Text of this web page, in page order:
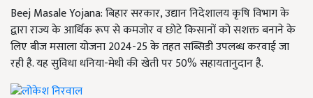
Beej Masale Yojana: बिहार सरकार, उद्यान निदेशालय कृषि विभाग के
द्वारा राज्य के आर्थिक रूप से कमजोर व छोटे किसानों को सशक्त बनाने के
लिए बीज मसाला योजना 2024-25 के तहत सब्सिडी उपलब्ध करवाई जा
रही है. यह सुविधा धनिया-मेथी की खेती पर 50% सहायतानुदान है.